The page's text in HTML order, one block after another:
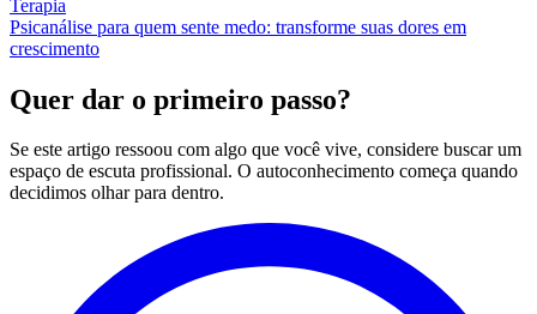
Terapia
Psicanálise para quem sente medo: transforme suas dores em
crescimento
Quer dar o primeiro passo?
Se este artigo ressoou com algo que você vive, considere buscar um
espaço de escuta profissional. O autoconhecimento começa quando
decidimos olhar para dentro.